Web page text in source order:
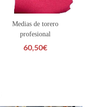
Medias de torero
profesional
60,50€